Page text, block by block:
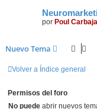
por Poul Carbajal
Nuevo Tema
Volver a Índice general
Permisos del foro
No puede abrir nuevos